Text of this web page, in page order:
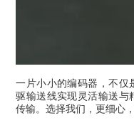
一片小小的编码器，不仅
驱输送线实现灵活输送与
传输。选择我们，更细心